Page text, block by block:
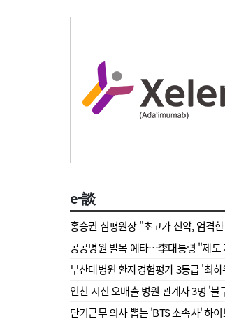
e-談
홍승권 심평원장 " 초고가 신약, 엄격
공공병원 발목 예타…李대통령 "제도
부산대병원 환자경험평가 3등급 '최
인천 시신 오배출 병원 관계자 3명 '불
단기근무 의사 뽑는 'BTS 소속사' 하